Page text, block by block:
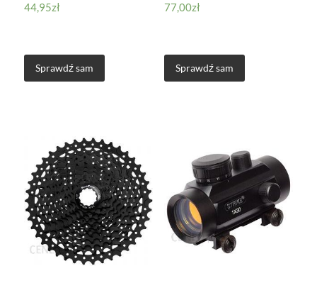
44,95zł
Sprawdź sam
77,00zł
Sprawdź sam